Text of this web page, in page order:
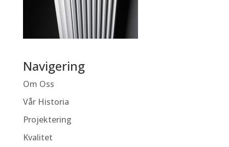
Navigering
Om Oss
Vår Historia
Projektering
Kvalitet